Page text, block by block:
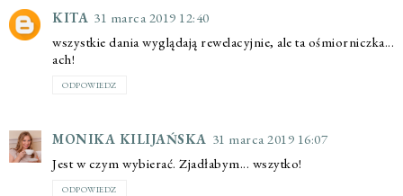
KITA 31 marca 2019 12:40
wszystkie dania wyglądają rewelacyjnie, ale ta ośmiorniczka...
ach!
ODPOWIEDZ
MONIKA KILIJAŃSKA 31 marca 2019 16:07
Jest w czym wybierać. Zjadłabym... wszytko!
ODPOWIEDZ